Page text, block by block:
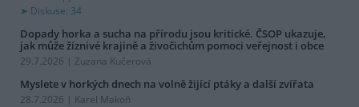
Diskuse: 34
Dopady horka a sucha na přírodu jsou kritické. ČSOP ukazuje,
jak může žíznivé krajině a živočichům pomoci veřejnost i obce
29.7.2026 | Zuzana Kučerová
Myslete v horkých dnech na volně žijící ptáky a další zvířata
28.7.2026 | Karel Makoň